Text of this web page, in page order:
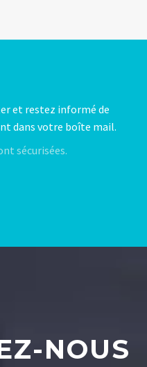
et restez informé de
dans votre boîte mail.
sécurisées.
NOUS